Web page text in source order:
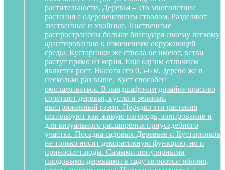
растительности. Деревья – это многолетние
растения с одеревеневшим стволом. Разделяют
лиственные и хвойные. Лиственные
распространены больше благодаря своему легкому
адаптированию к изменениям окружающей
среды. Кустарники же ствола не имеют, ветви
растут прямо из корня. Еще одним отличием
является рост. Высота его 0,5-6 м, дерево же в
несколько раз выше. Куст способен
омолаживаться. В ландшафтном дизайне красиво
сочетают деревья, кусты и зеленый
выстриженный газон. Нередко эти растения
используют как живую изгородь, зонирование и
для визуального расширения приусадебного
участка. Посадка садовых Деревьев и Кустарников
не только носит декоративную функцию, но и
приносит плоды. Самыми популярными
плодовыми деревьями в саду являются: яблоня,